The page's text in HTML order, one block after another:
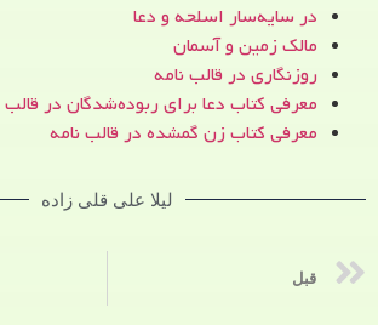
در سایه‌سار اسلحه و دعا
مالک زمین و آسمان
روزنگاری در قالب نامه
معرفی کتاب دعا برای ربوده‌شدگان در قالب
معرفی کتاب زن‌ گمشده در قالب نامه
لیلا علی قلی زاده
قبل